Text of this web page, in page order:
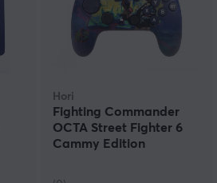
Hori
Fighting Commander
OCTA Street Fighter 6
Cammy Edition